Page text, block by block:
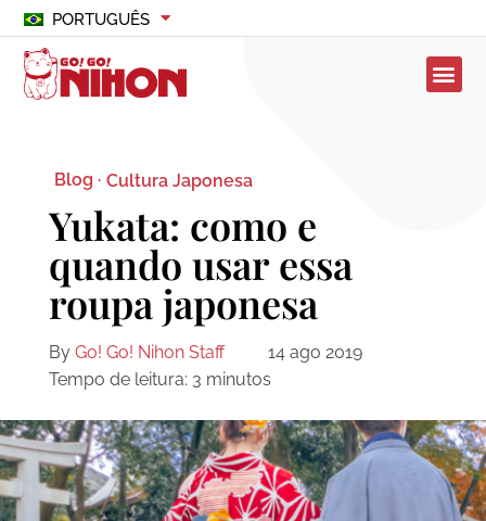
PORTUGUÊS
Blog · Cultura Japonesa
Yukata: como e
quando usar essa
roupa japonesa
By Go! Go! Nihon Staff
14 ago 2019
Tempo de leitura: 3 minutos